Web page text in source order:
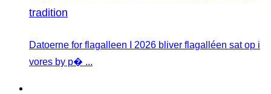
tradition
Datoerne for flagalleen I 2026 bliver flagalléen sat op i
vores by p� ...